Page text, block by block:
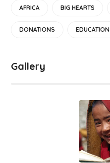
AFRICA BIG HEARTS
DONATIONS EDUCATION
Gallery